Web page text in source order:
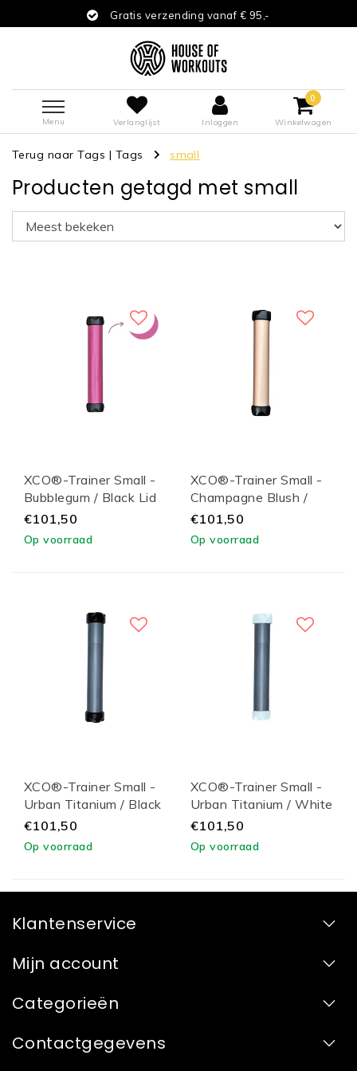
Gratis verzending vanaf € 95,-
Menu Verlanglijst Inloggen
0
Winkelwagen
Terug naar Tags | Tags small
Producten getagd met small
XCO®-Trainer Small -
Bubblegum / Black Lid
€101,50
Op voorraad
XCO®-Trainer Small -
Champagne Blush /
Black Lid
€101,50
Op voorraad
XCO®-Trainer Small -
Urban Titanium / Black
Lid
€101,50
Op voorraad
XCO®-Trainer Small -
Urban Titanium / White
Lid
€101,50
Op voorraad
Klantenservice
Mijn account
Categorieën
Contactgegevens